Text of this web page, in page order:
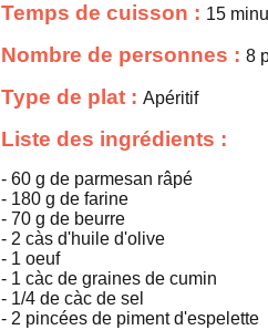
Temps de cuisson : 15
Nombre de personnes :8
Type de plat :Apéritif
Liste des ingrédients :
- 60 g de parmesan râpé
- 180 g de farine
- 70 g de beurre
- 2 càs d'huile d'olive
- 1 oeuf
- 1 càc de graines de cumin
- 1/4 de càc de sel
- 2 pincées de piment d'espelette